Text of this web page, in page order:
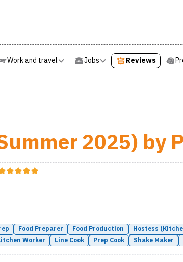
Work and travel Jobs Reviews
2025) by
Food Preparer Food Production Hostess
Worker Line Cook Prep Cook Shake Maker